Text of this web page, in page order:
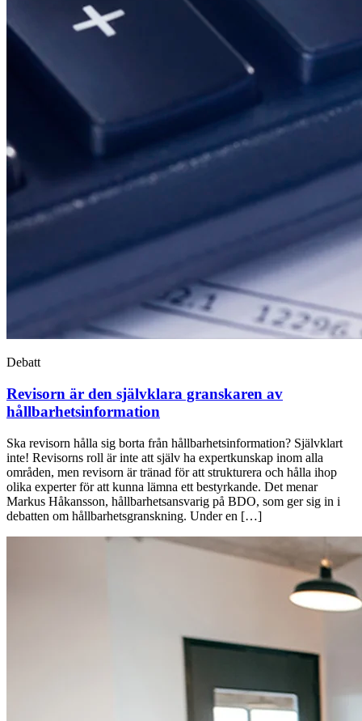
Debatt
Revisorn är den självklara granskaren av
hållbarhetsinformation
Ska revisorn hålla sig borta från hållbarhetsinformation? Självklart
inte! Revisorns roll är inte att själv ha expertkunskap inom alla
områden, men revisorn är tränad för att strukturera och hålla ihop
olika experter för att kunna lämna ett bestyrkande. Det menar
Markus Håkansson, hållbarhetsansvarig på BDO, som ger sig in i
debatten om hållbarhetsgranskning. Under en […]